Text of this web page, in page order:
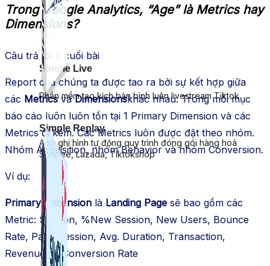
Simple Replay
App ghi hình tự động quy trình đóng gói hàng hoá
Shopee, Lazada, Tiktokshop
Simple Live
Phần mềm tạo kịch bản bình luận livestream Tiktok
Trong Google Analytics, “Age” là Metrics hay
Dimensions?
Câu trả lời ở cuối bài
Report của chúng ta được tao ra bởi sự kết hợp giữa
các MetricsvàDimensionskhác nhau. Trong mỗi mục
báo cáo luôn luôn tồn tại 1 Primary Dimension và các
Metrics đi kèm. Các Metrics luôn được đặt theo nhóm.
Nhóm Acquisition, nhóm Behavior và nhóm Conversion.
Ví dụ:
Primary Dimension là Landing Page sẽ bao gồm các
Metric: Session, %New Session, New Users, Bounce
Rate, Page/Session, Avg. Duration, Transaction,
Revenue và Conversion Rate